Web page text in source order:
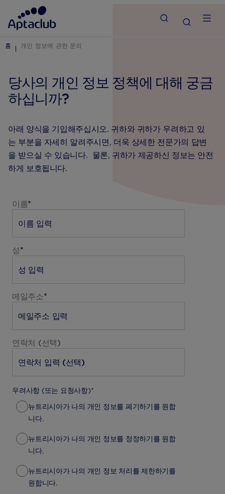
홈 개인 정보에 관한 문의
당사의 개인 정보 정책에 대해 궁금
하십니까?
아래 양식을 기입해주십시오. 귀하와 귀하가 우려하고 있
는 부분을 자세히 알려주시면, 더욱 상세한 전문가의 답변
을 받으실 수 있습니다. 물론, 귀하가 제공하신 정보는 안전
하게 보호됩니다.
이름*
성*
메일주소*
연락처 (선택)
우려사항 (또는 요청사항)*
뉴트리시아가 나의 개인 정보를 폐기하기를 원합
니다.
뉴트리시아가 나의 개인 정보를 정정하기를 원합
니다.
뉴트리시아가 나의 개인 정보 처리를 제한하기를
원합니다.